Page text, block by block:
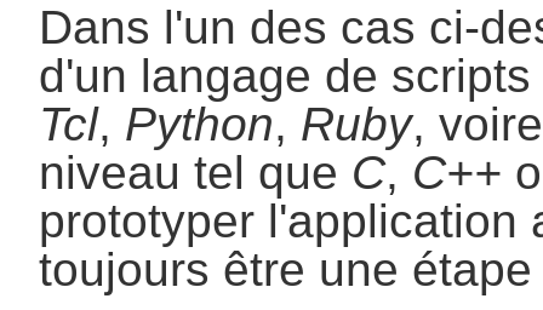
Dans l'un des cas ci-
d'un langage de
Tcl, Python, Ruby,
niveau tel que C, C++
prototyper l'application
toujours être une